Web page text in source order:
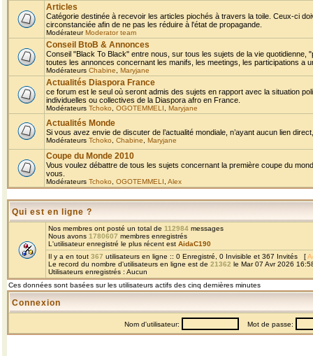
Articles
Catégorie destinée à recevoir les articles piochés à travers la toile. Ceux-ci
circonstanciée afin de ne pas les réduire à l'état de propagande.
ModérateurModerator team
Conseil BtoB & Annonces
Conseil "Black To Black" entre nous, sur tous les sujets de la vie
toutes les annonces concernant les manifs, les meetings, les participations a
Modérateurs Chabine Maryjane
Actualités Diaspora France
ce forum est le seul où seront admis des sujets en rapport avec la situation
individuelles ou collectives de la Diaspora afro en France.
Modérateurs Tchoko OGOTEMMELI Maryjane
Actualités Monde
Si vous avez envie de discuter de l’actualité mondiale, n’ayant aucun lien
Modérateurs Tchoko Chabine Maryjane
Coupe du Monde 2010
Vous voulez débattre de tous les sujets concernant la première coupe du
vous.
Modérateurs Tchoko OGOTEMMELI Alex
Qui est en ligne ?
Nos membres ont posté un total de 112984 messages
Nous avons 1780607 membres enregistrés
L'utilisateur enregistré le plus récent est AidaC190
Il y a en tout 367 utilisateurs en ligne :: 0 Enregistré, 0 Invisible et 367 Invités [
Le record du nombre d'utilisateurs en ligne est de 21362 le Mar 07 Avr 2026
Utilisateurs enregistrés : Aucun
Ces données sont basées sur les utilisateurs actifs des cinq dernières minutes
Connexion
Nom d'utilisateur: Mot de passe: